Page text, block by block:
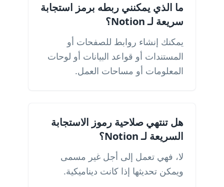
ما الذي يمكنني ربطه برمز استجابة
سريعة لـ Notion؟
يمكنك إنشاء روابط للصفحات أو
المستندات أو قواعد البيانات أو لوحات
المعلومات أو مساحات العمل.
هل تنتهي صلاحية رموز الاستجابة
السريعة لـ Notion؟
لا، فهي تعمل إلى أجل غير مسمى
ويمكن تحديثها إذا كانت ديناميكية.